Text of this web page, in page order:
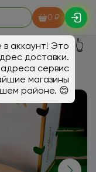
0 ₽
аккаунт! Это
доставки.
адреса сервис
магазины
районе. 😊
👆